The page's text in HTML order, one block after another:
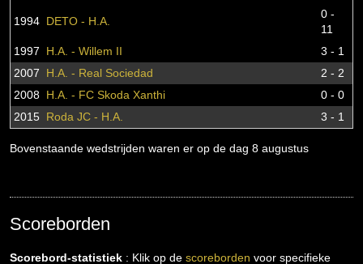
1994 DETO - H.A.
0 -
11
1997
H.A. - Willem II
3 - 1
2007
H.A. - Real Sociedad
2 - 2
2008 H.A. - FC Skoda Xanthi
0 - 0
2015 Roda JC - H.A. 3 - 1
Bovenstaande wedstrijden waren er op de dag 8 augustus
Scoreborden
Scorebord-statistiek : Klik op de scoreborden voor specifieke